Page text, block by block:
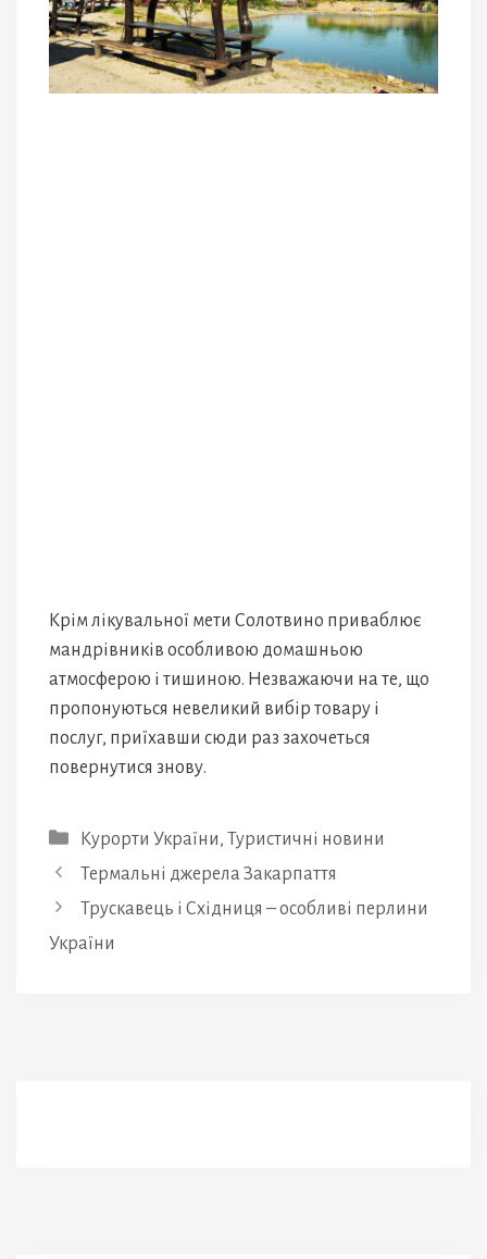
Крім лікувальної мети Солотвино приваблює
мандрівників особливою домашньою
атмосферою і тишиною. Незважаючи на те, що
пропонуються невеликий вибір товару і
послуг, приїхавши сюди раз захочеться
повернутися знову.
Категорії
Курорти України, Туристичні новини
Термальні джерела Закарпаття
Трускавець і Східниця – особливі перлини
України